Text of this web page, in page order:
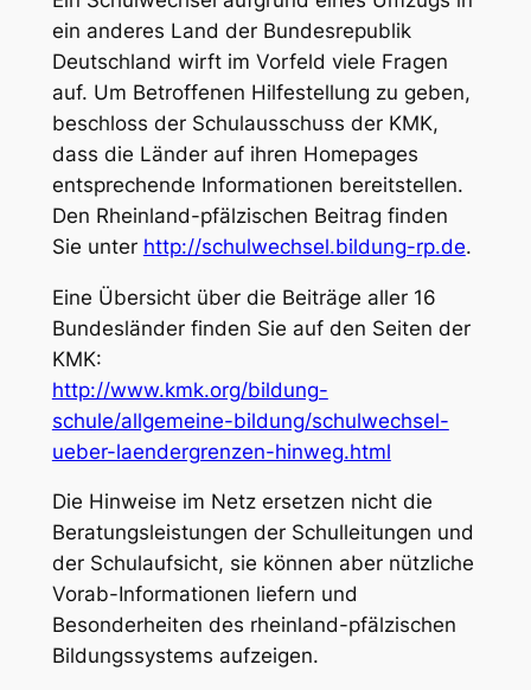
ein anderes Land der Bundesrepublik
Deutschland wirft im Vorfeld viele Fragen
auf. Um Betroffenen Hilfestellung zu geben,
beschloss der Schulausschuss der KMK,
dass die Länder auf ihren Homepages
entsprechende Informationen bereitstellen.
Den Rheinland-pfälzischen Beitrag finden
Sie unter http://schulwechsel.bildung-rp.de.
Eine Übersicht über die Beiträge aller 16
Bundesländer finden Sie auf den Seiten der
KMK:
http://www.kmk.org/bildung-
schule/allgemeine-bildung/schulwechsel-
ueber-laendergrenzen-hinweg.html
Die Hinweise im Netz ersetzen nicht die
Beratungsleistungen der Schulleitungen und
der Schulaufsicht, sie können aber nützliche
Vorab-Informationen liefern und
Besonderheiten des rheinland-pfälzischen
Bildungssystems aufzeigen.